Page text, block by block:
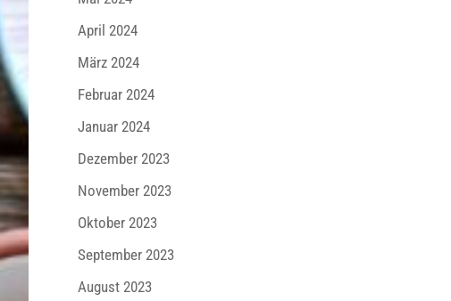
April 2024
März 2024
Februar 2024
Januar 2024
Dezember 2023
November 2023
Oktober 2023
September 2023
August 2023